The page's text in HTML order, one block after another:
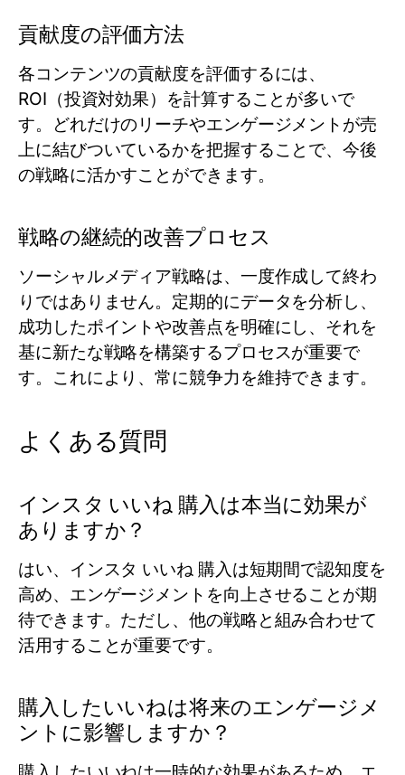
貢献度の評価方法
各コンテンツの貢献度を評価するには、
ROI（投資対効果）を計算することが多いで
す。どれだけのリーチやエンゲージメントが売
上に結びついているかを把握することで、今後
の戦略に活かすことができます。
戦略の継続的改善プロセス
ソーシャルメディア戦略は、一度作成して終わ
りではありません。定期的にデータを分析し、
成功したポイントや改善点を明確にし、それを
基に新たな戦略を構築するプロセスが重要で
す。これにより、常に競争力を維持できます。
よくある質問
インスタ いいね 購入は本当に効果が
ありますか？
はい、インスタ いいね 購入は短期間で認知度を
高め、エンゲージメントを向上させることが期
待できます。ただし、他の戦略と組み合わせて
活用することが重要です。
購入したいいねは将来のエンゲージメ
ントに影響しますか？